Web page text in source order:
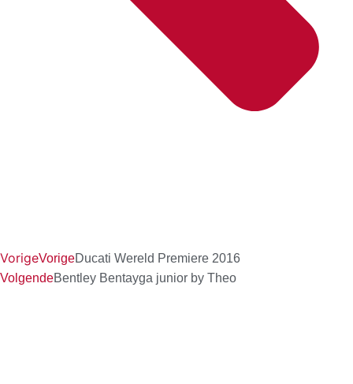
VorigeVorigeDucati Wereld Premiere 2016
VolgendeBentley Bentayga junior by Theo